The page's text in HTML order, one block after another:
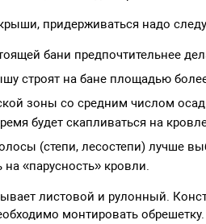
придерживаться надо
бани предпочтительнее
строят на бане площадью
зоны со средним числом
будет скапливаться на
(степи, лесостепи) лучше
«парусность» кровли.
листовой и рулонный.
монтировать